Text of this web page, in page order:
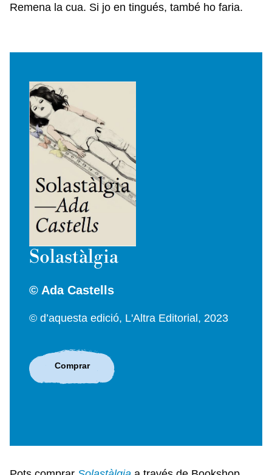
Remena la cua. Si jo en tingués, també ho faria.
Solastàlgia
© Ada Castells
© d’aquesta edició, L'Altra Editorial, 2023
Comprar